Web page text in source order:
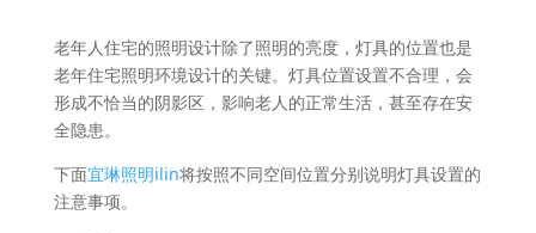
老年人住宅的照明设计除了照明的亮度，灯具的位置也是
老年住宅照明环境设计的关键。灯具位置设置不合理，会
形成不恰当的阴影区，影响老人的正常生活，甚至存在安
全隐患。
下面宜琳照明ilin将按照不同空间位置分别说明灯具设置的
注意事项。